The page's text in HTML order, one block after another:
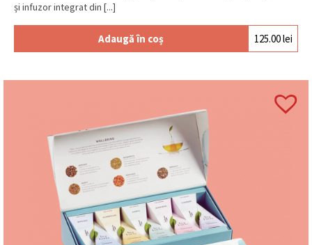
și infuzor integrat din [...]
Adaugă în coș 125.00lei